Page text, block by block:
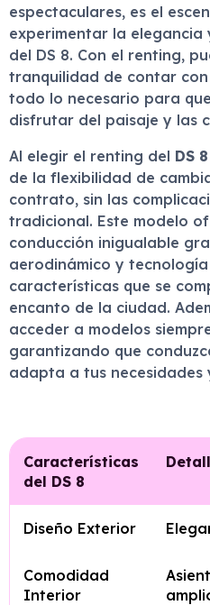
espectaculares, es el
experimentar la elegancia
del DS 8. Con el renting,
tranquilidad de contar
todo lo necesario para
disfrutar del paisaje y las
Al elegir el renting del DS 8
de la flexibilidad de
contrato, sin las
tradicional. Este modelo
conducción inigualable
aerodinámico y
características que se
encanto de la ciudad.
acceder a modelos
garantizando que
adapta a tus necesidades
Características
del DS 8
Diseño Exterior
Comodidad
Interior